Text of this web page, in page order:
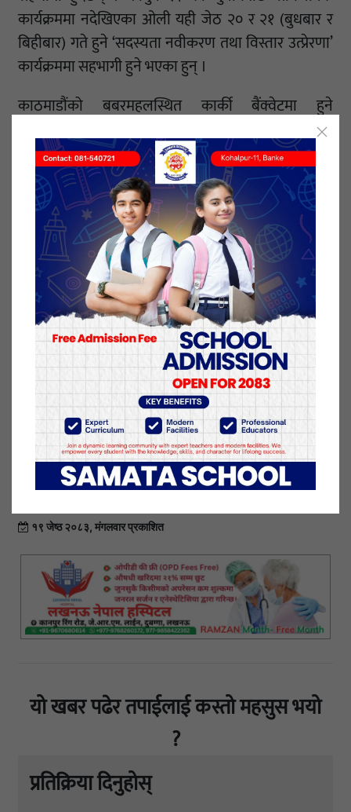
कार्यक्रममा नदेखिएका ओली यही जेठ २० र २१ (बुधबार र
बिहीबार) गते हुने ‘सदस्यता नवीकरण तथा विस्तार उत्प्रेरणा’
कार्यक्रममा सहभागी हुने भएका हुन् ।
काठमाडौंको बबरमहलस्थित कार्की बैंक्वेटमा हुने
कार्यशालाको भोलि बुधबार बिहान ११ बजे अध्यक्ष ओलीले
उद्घाटन गर्ने प्रचार विभाग प्रमुख निरज आचार्यले जानकारी
दिए ।
केन्द्रीय संगठन विभागको आयोजनामा हुने कार्यशालामा
पार्टीको सदस्यता विस्तार, नवीकरण प्रक्रिया र सांगठनिक
सुदृढीकरणका भावी योजनाबारे सघन छलफल तथा
उत्प्रेरणामूलक अभिमुखीकरण गरिने छ ।
प्रचार विभाग प्रमुख आचार्यका अनुसार पार्टीको सांगठनिक
सुदृढीकरण र गतिशीलताका लागि आयोजना गर्न लागिएको
कार्यशालामा सम्पूर्ण प्रदेश तथा जिल्ला इञ्चार्जहरू (भारत
प्रवास समेत), प्रदेश कमिटी वा सो सरहका कमिटीका
पदाधिकारी र कार्यालय सचिवहरू, जिल्ला कमिटीका अध्यक्ष
र संगठन विभाग प्रमुखका साथै जनसंगठन केन्द्रीय कमिटीका
अध्यक्ष र संगठन विभाग प्रमुखको अनिवार्य उपस्थिति रहने छ
१९ जेष्ठ २०८३, मंगलवार प्रकाशित
यो खबर पढेर तपाईलाई कस्तो महसुस भयो
?
प्रतिक्रिया दिनुहोस्